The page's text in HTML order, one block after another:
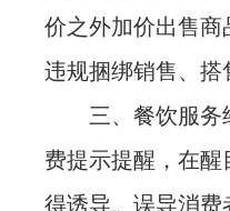
价之外加价出售
违规捆绑销售、搭
三、餐饮服
费提示提醒， 在醒
得诱导、误导消费